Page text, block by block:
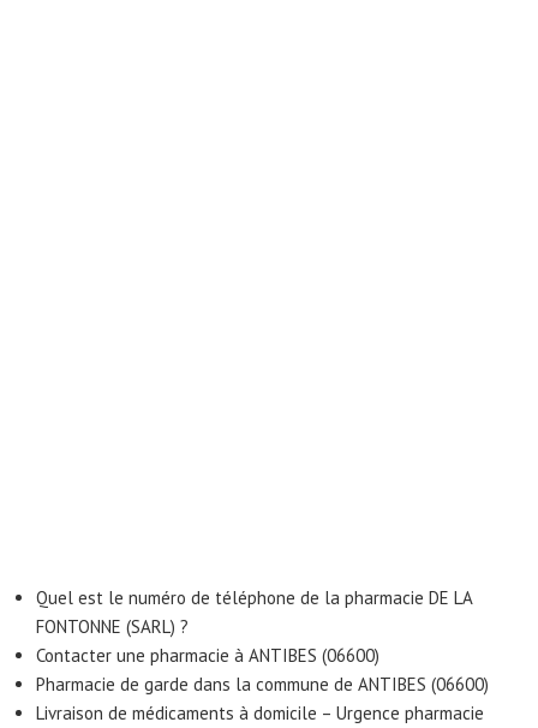
Quel est le numéro de téléphone de la pharmacie DE LA
FONTONNE (SARL) ?
Contacter une pharmacie à ANTIBES (06600)
Pharmacie de garde dans la commune de ANTIBES (06600)
Livraison de médicaments à domicile – Urgence pharmacie